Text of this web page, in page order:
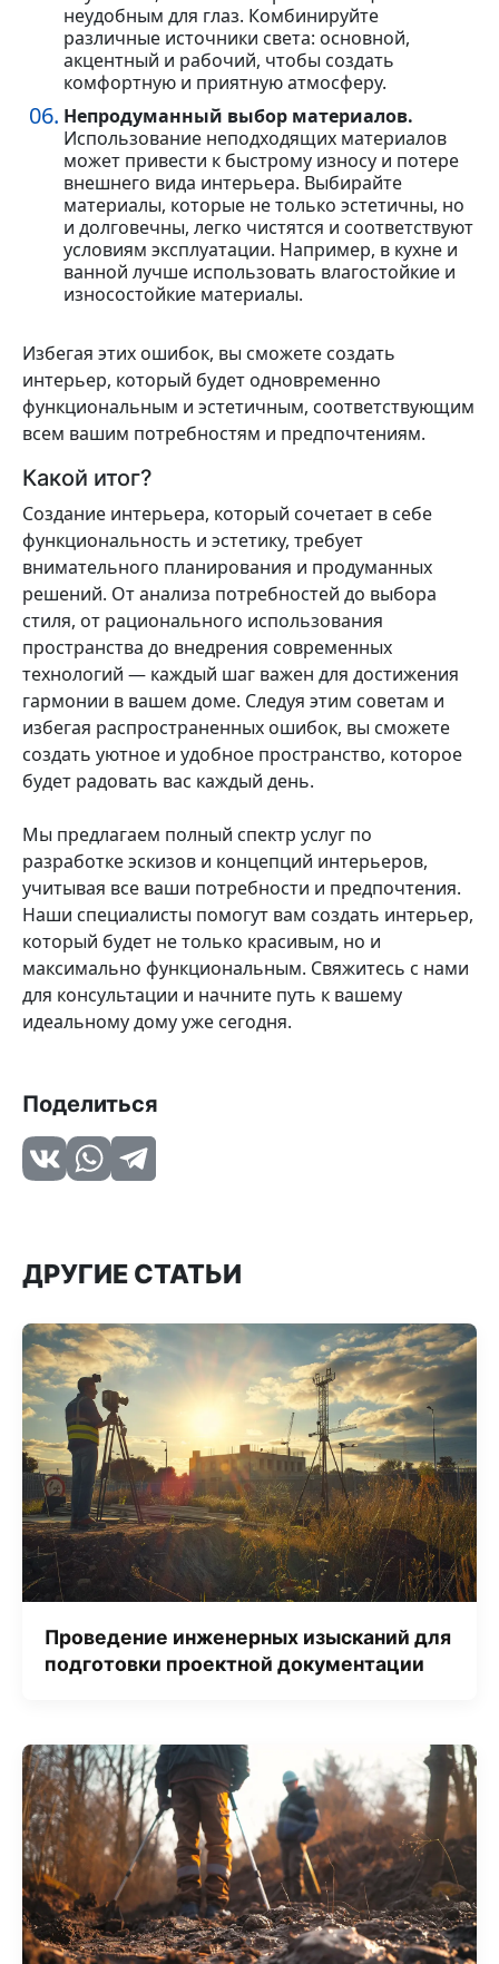
неудобным для глаз. Комбинируйте
различные источники света: основной,
акцентный и рабочий, чтобы создать
комфортную и приятную атмосферу.
Непродуманный выбор материалов.
Использование неподходящих материалов
может привести к быстрому износу и потере
внешнего вида интерьера. Выбирайте
материалы, которые не только эстетичны, но
и долговечны, легко чистятся и соответствуют
условиям эксплуатации. Например, в кухне и
ванной лучше использовать влагостойкие и
износостойкие материалы.
Избегая этих ошибок, вы сможете создать
интерьер, который будет одновременно
функциональным и эстетичным, соответствующим
всем вашим потребностям и предпочтениям.
Какой итог?
Создание интерьера, который сочетает в себе
функциональность и эстетику, требует
внимательного планирования и продуманных
решений. От анализа потребностей до выбора
стиля, от рационального использования
пространства до внедрения современных
технологий — каждый шаг важен для достижения
гармонии в вашем доме. Следуя этим советам и
избегая распространенных ошибок, вы сможете
создать уютное и удобное пространство, которое
будет радовать вас каждый день.
Мы предлагаем полный спектр услуг по
разработке эскизов и концепций интерьеров,
учитывая все ваши потребности и предпочтения.
Наши специалисты помогут вам создать интерьер,
который будет не только красивым, но и
максимально функциональным. Свяжитесь с нами
для консультации и начните путь к вашему
идеальному дому уже сегодня.
Поделиться
ДРУГИЕ СТАТЬИ
Проведение инженерных изысканий для
подготовки проектной документации